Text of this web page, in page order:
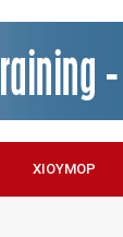
ΧΙΟΥΜΟΡ